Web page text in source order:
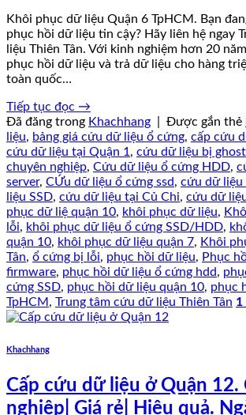
Khôi phục dữ liệu Quận 6 TpHCM. Bạn
phục hồi dữ liệu tin cậy? Hãy liên hệ ngay
liệu Thiên Tân. Với kinh nghiệm hơn 20
phục hồi dữ liệu và trả dữ liệu cho hàng
toàn quốc…
Tiếp tục đọc →
Đã đăng trong Khachhang Được gắn thẻ
liệu, bảng giá cứu dữ liệu ổ cứng, cấp cứu
cứu dữ liệu tại Quận 1 , cứu dữ liệu bị ghost
chuyên nghiệp, Cứu dữ liệu ổ cứng HDD,
server, CỨu dữ liệu ổ cứng ssd, cứu dữ liệu
liệu SSD, cứu dữ liệu tại Củ Chi, cứu dữ
phục dữ liệ quận 10, khôi phục dữ liệu,
lỗi, khôi phục dữ liệu ổ cứng SSD/HDD,
quận 10, khôi phục dữ liệu quận 7, Khôi
Tân, ổ cứng bị lỗi, phục hồi dữ liệu, Phục
firmware, phục hồi dữ liệu ổ cứng hdd,
cứng SSD, phục hồi dữ liệu quận 10, phục
TpHCM , Trung tâm cứu dữ liệu Thiên Tân 1
Khachhang
Cấp cứu dữ liệu ở Quận 12.
nghiệp| Giá rẻ| Hiệu quả.